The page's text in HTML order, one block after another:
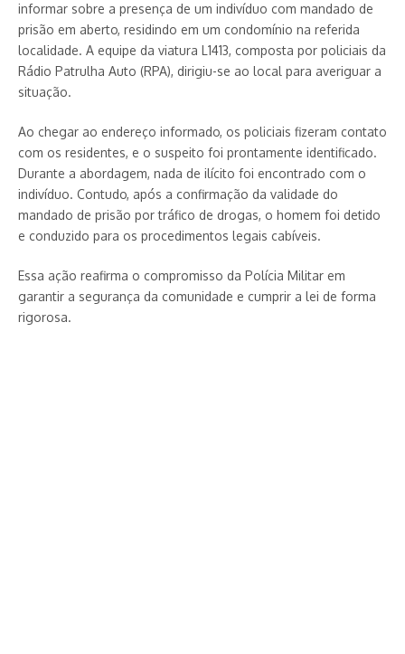
informar sobre a presença de um indivíduo com mandado de
prisão em aberto, residindo em um condomínio na referida
localidade. A equipe da viatura L1413, composta por policiais da
Rádio Patrulha Auto (RPA), dirigiu-se ao local para averiguar a
situação.
Ao chegar ao endereço informado, os policiais fizeram contato
com os residentes, e o suspeito foi prontamente identificado.
Durante a abordagem, nada de ilícito foi encontrado com o
indivíduo. Contudo, após a confirmação da validade do
mandado de prisão por tráfico de drogas, o homem foi detido
e conduzido para os procedimentos legais cabíveis.
Essa ação reafirma o compromisso da Polícia Militar em
garantir a segurança da comunidade e cumprir a lei de forma
rigorosa.